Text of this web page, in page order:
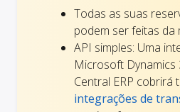
Todas as suas
podem ser feitas da
API simples: Uma
Microsoft Dynamics
Central ERP cobrirá
integrações de